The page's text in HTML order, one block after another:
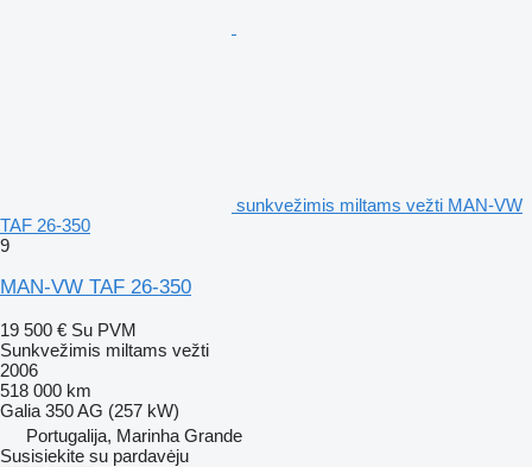
sunkvežimis miltams vežti MAN-VW
TAF 26-350
9
MAN-VW TAF 26-350
19 500 € Su PVM
Sunkvežimis miltams vežti
2006
518 000 km
Galia 350 AG (257 kW)
Portugalija, Marinha Grande
Susisiekite su pardavėju